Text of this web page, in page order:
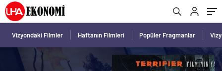
Vizyondaki Filmler Haftanın Filmleri Popüler Fragmanlar